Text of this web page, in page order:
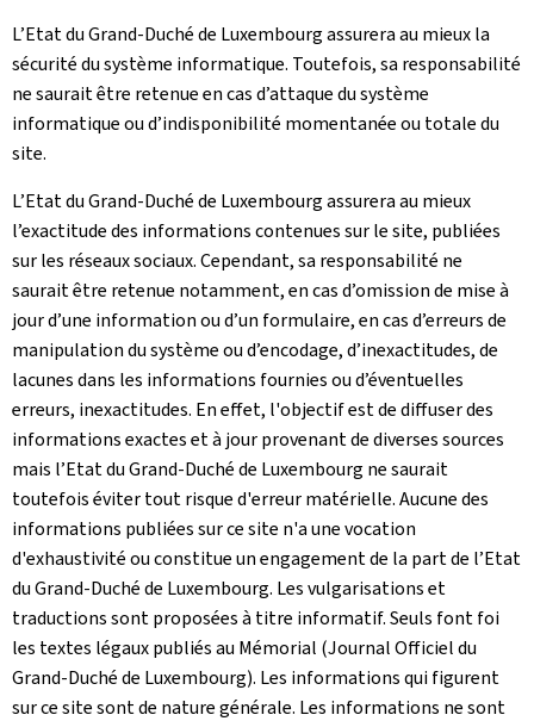
L’Etat du Grand-Duché de Luxembourg assurera au mieux la
sécurité du système informatique. Toutefois, sa responsabilité
ne saurait être retenue en cas d’attaque du système
informatique ou d’indisponibilité momentanée ou totale du
site.
L’Etat du Grand-Duché de Luxembourg assurera au mieux
l’exactitude des informations contenues sur le site, publiées
sur les réseaux sociaux. Cependant, sa responsabilité ne
saurait être retenue notamment, en cas d’omission de mise à
jour d’une information ou d’un formulaire, en cas d’erreurs de
manipulation du système ou d’encodage, d’inexactitudes, de
lacunes dans les informations fournies ou d’éventuelles
erreurs, inexactitudes. En effet, l'objectif est de diffuser des
informations exactes et à jour provenant de diverses sources
mais l’Etat du Grand-Duché de Luxembourg ne saurait
toutefois éviter tout risque d'erreur matérielle. Aucune des
informations publiées sur ce site n'a une vocation
d'exhaustivité ou constitue un engagement de la part de l’Etat
du Grand-Duché de Luxembourg. Les vulgarisations et
traductions sont proposées à titre informatif. Seuls font foi
les textes légaux publiés au Mémorial (Journal Officiel du
Grand-Duché de Luxembourg). Les informations qui figurent
sur ce site sont de nature générale. Les informations ne sont